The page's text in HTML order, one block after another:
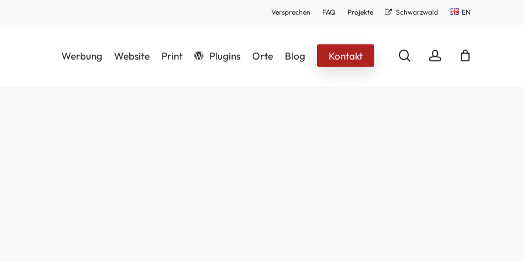
Versprechen FAQ Projekte Schwarzwald EN
Werbung Website Print Plugins Orte Blog Kontakt searchaccount